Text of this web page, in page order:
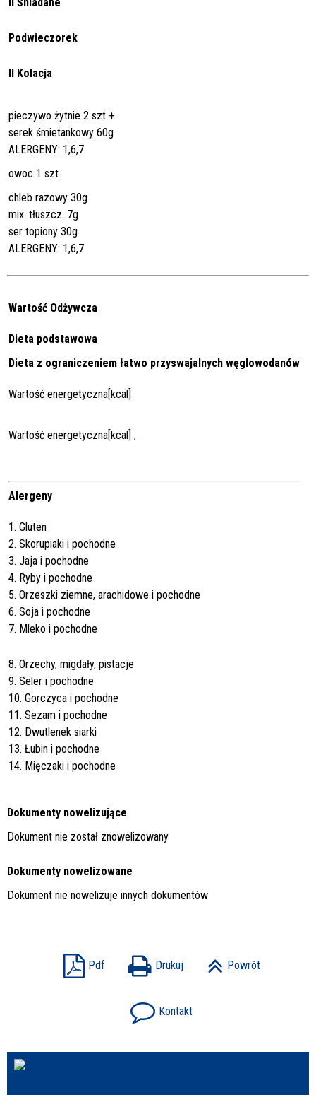
Podwieczorek
II Kolacja
pieczywo żytnie 2 szt +
serek śmietankowy 60g
ALERGENY: 1,6,7
owoc 1 szt
chleb razowy 30g
mix. tłuszcz. 7g
ser topiony 30g
ALERGENY: 1,6,7
Wartość Odżywcza
Dieta podstawowa
Dieta z ograniczeniem łatwo przyswajalnych węglowodanów
Wartość energetyczna[kcal]
Wartość energetyczna[kcal] ,
Alergeny
1. Gluten
2. Skorupiaki i pochodne
3. Jaja i pochodne
4. Ryby i pochodne
5. Orzeszki ziemne, arachidowe i pochodne
6. Soja i pochodne
7. Mleko i pochodne
8. Orzechy, migdały, pistacje
9. Seler i pochodne
10. Gorczyca i pochodne
11. Sezam i pochodne
12. Dwutlenek siarki
13. Łubin i pochodne
14. Mięczaki i pochodne
Dokumenty nowelizujące
Dokument nie został znowelizowany
Dokumenty nowelizowane
Dokument nie nowelizuje innych dokumentów
Pdf Drukuj Powrót
Kontakt